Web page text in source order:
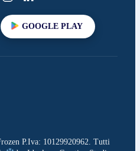
GOOGLE PLAY
P.Iva: 10129920962. Tutti